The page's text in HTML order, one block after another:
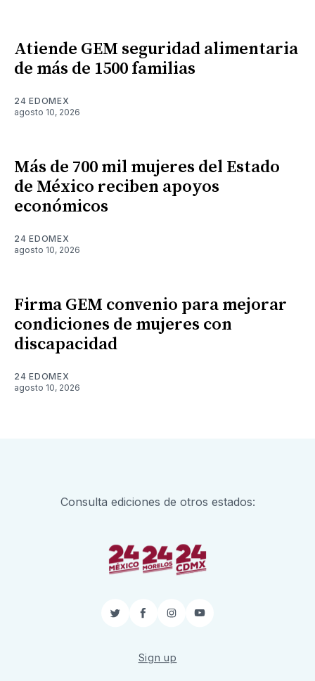
Atiende GEM seguridad alimentaria
de más de 1500 familias
24 EDOMEX
agosto 10, 2026
Más de 700 mil mujeres del Estado
de México reciben apoyos
económicos
24 EDOMEX
agosto 10, 2026
Firma GEM convenio para mejorar
condiciones de mujeres con
discapacidad
24 EDOMEX
agosto 10, 2026
Consulta ediciones de otros estados:
TwitterFacebook
InstagramYouTube
Sign up